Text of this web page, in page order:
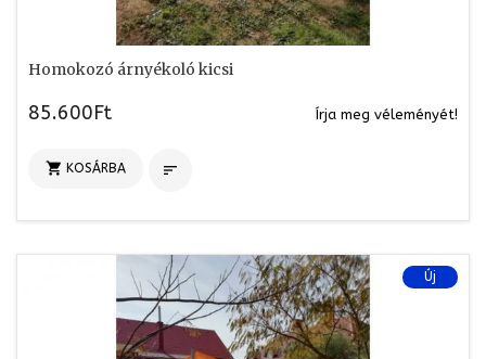
Homokozó árnyékoló kicsi
85.600Ft Írja meg véleményét!
 KOSÁRBA 
Új